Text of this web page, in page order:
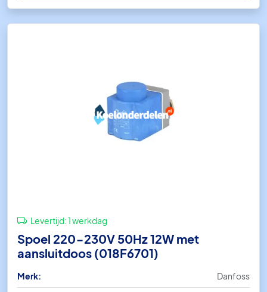
Levertijd:1 werkdag
Spoel 220-230V 50Hz 12W met
aansluitdoos (018F6701)
Merk: Danfoss